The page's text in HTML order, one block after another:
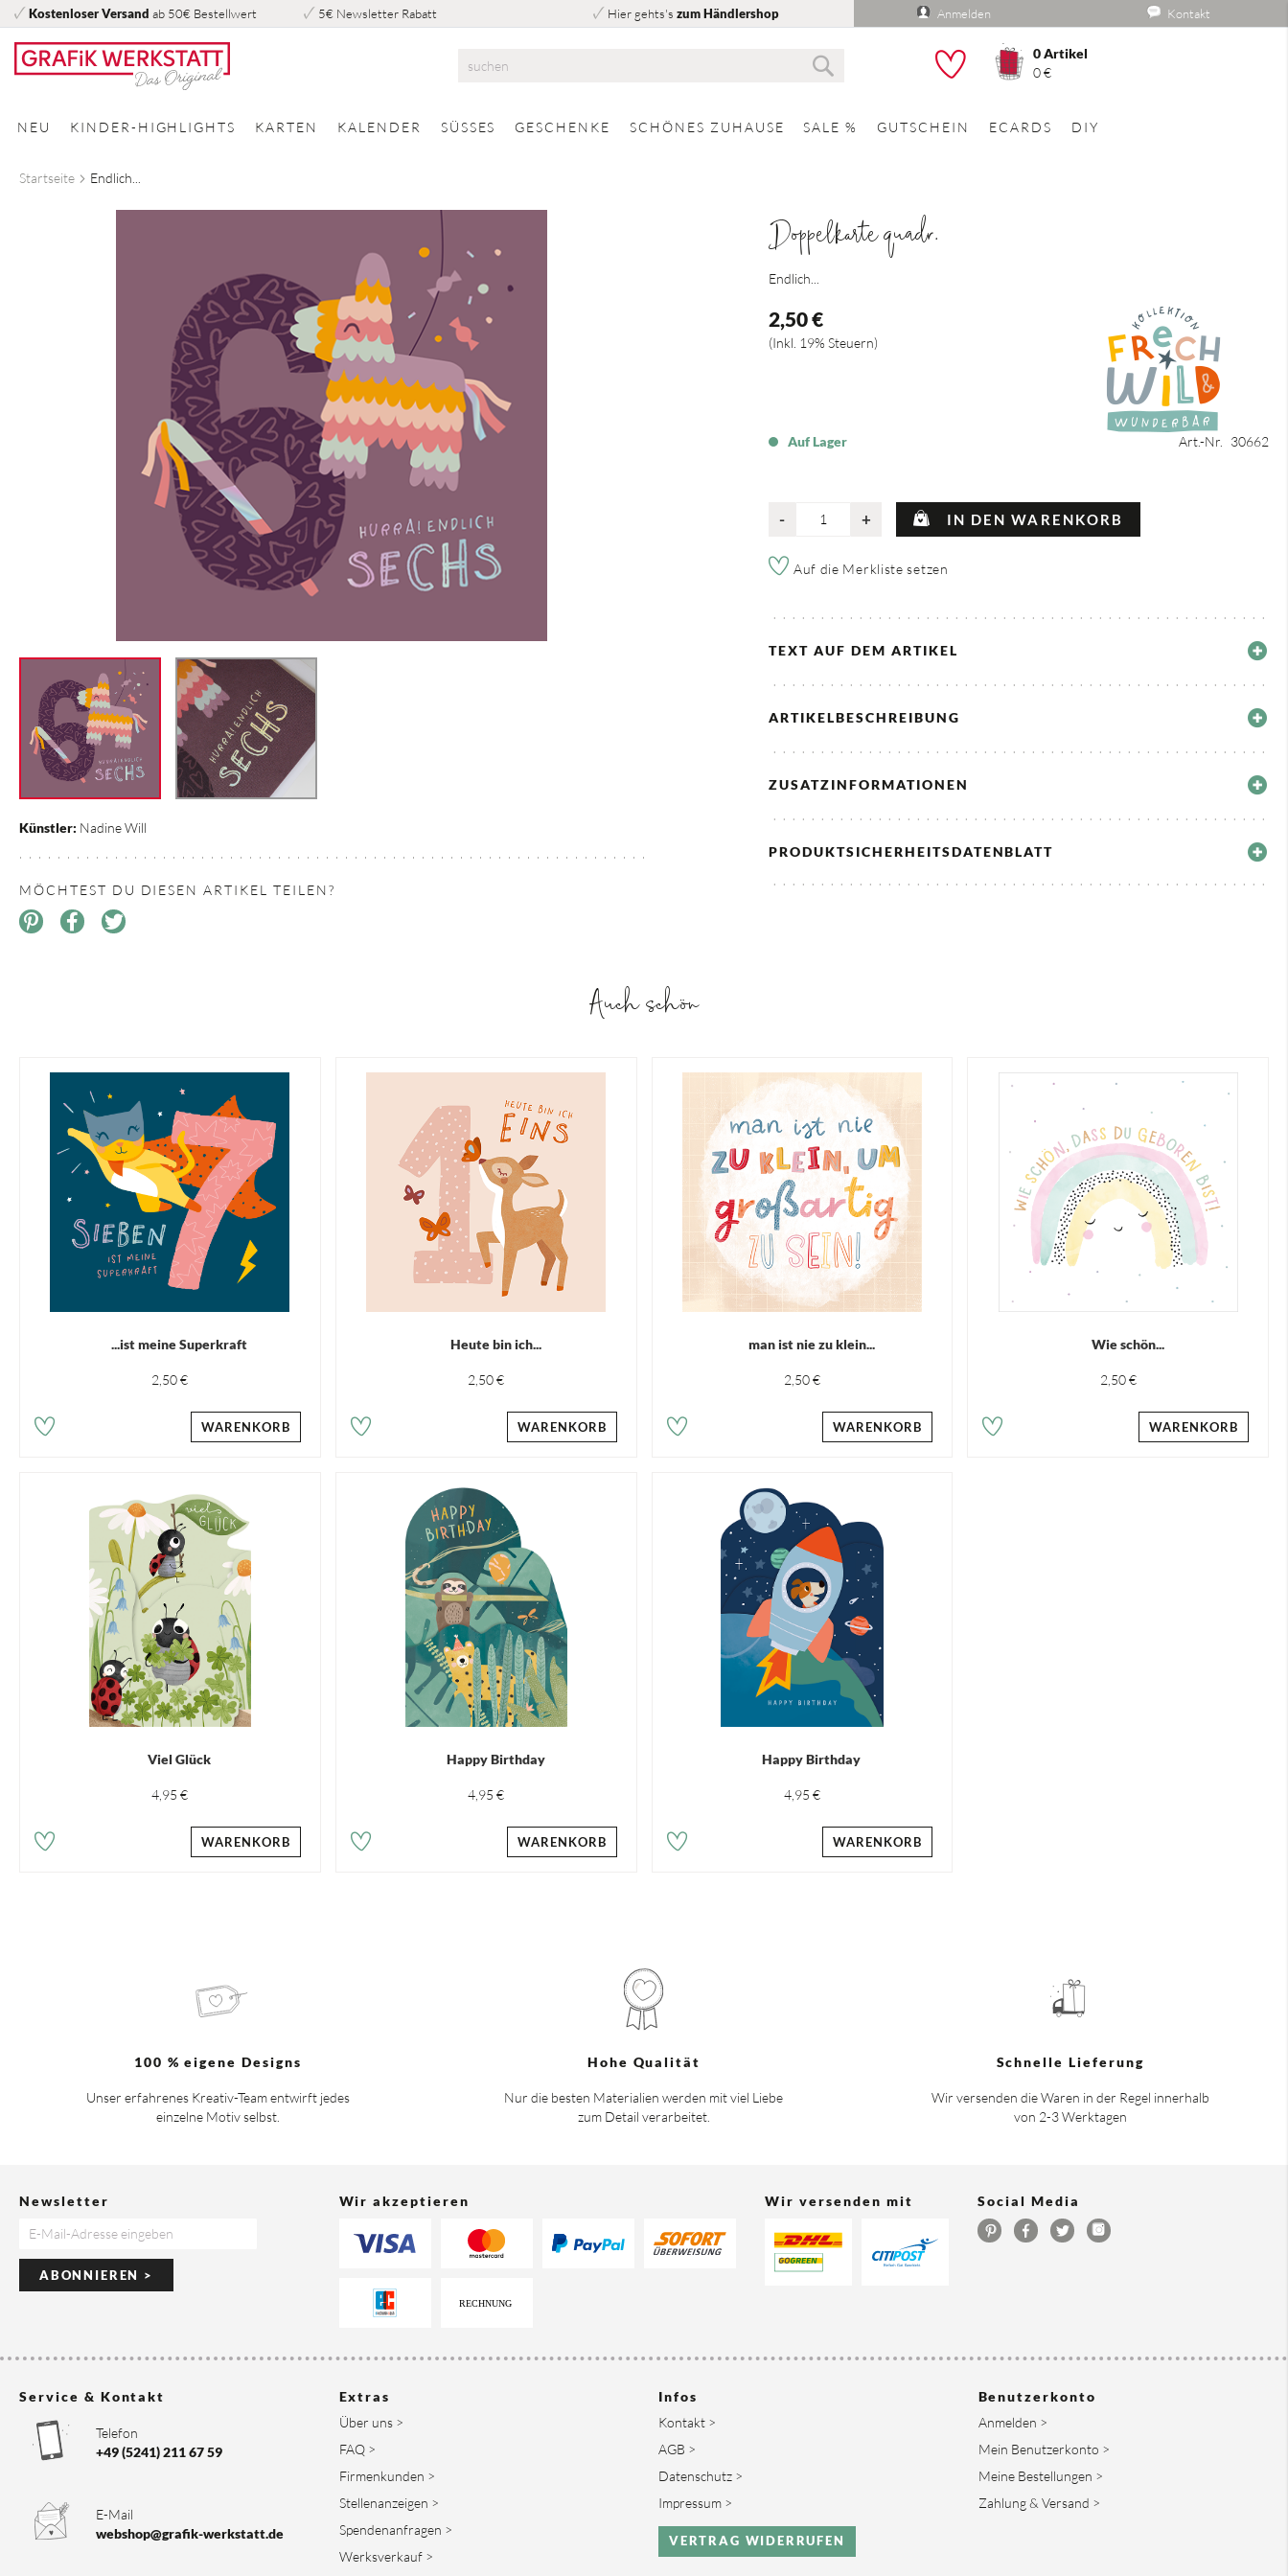
Kostenloser Versand ab 50€ Bestellwert 5€ Newsletter Rabatt Hier gehts's zum Händlershop Anmelden Kontakt
Direkt
zum
0Artikel
0 €
NEU KINDER-HIGHLIGHTS KARTEN KALENDER SÜSSES GESCHENKE SCHÖNES ZUHAUSE SALE % GUTSCHEIN ECARDS DIY
Startseite Endlich...
Doppelkarte quadr.
Endlich...
2,50 €
Inkl. 19% Steuern
Auf Lager Art.-Nr. 30662
- + IN DEN WARENKORB
Auf die Merkliste setzen
TEXT AUF DEM ARTIKEL
ARTIKELBESCHREIBUNG
ZUSATZINFORMATIONEN
PRODUKTSICHERHEITSDATENBLATT
Künstler: Nadine Will
MÖCHTEST DU DIESEN ARTIKEL TEILEN?
Auch schön
...ist meine Superkraft
2,50 €
WARENKORB
Heute bin ich...
2,50 €
WARENKORB
man ist nie zu klein...
2,50 €
WARENKORB
Wie schön...
2,50 €
WARENKORB
Viel Glück
4,95 €
WARENKORB
Happy Birthday
4,95 €
WARENKORB
Happy Birthday
4,95 €
WARENKORB
100 % eigene Designs
Unser erfahrenes Kreativ-Team entwirft jedes
einzelne Motiv selbst.
Hohe Qualität
Nur die besten Materialien werden mit viel Liebe
zum Detail verarbeitet.
Schnelle Lieferung
Wir versenden die Waren in der Regel innerhalb
von 2-3 Werktagen
Newsletter
ABONNIEREN >
Wir akzeptieren Wir versenden mit Social Media
Service & Kontakt
Telefon
+49 (5241) 211 67 59
E-Mail
webshop@grafik-werkstatt.de
Extras
Über uns >
FAQ >
Firmenkunden >
Stellenanzeigen >
Spendenanfragen >
Werksverkauf >
Infos
Kontakt >
AGB >
Datenschutz >
Impressum >
VERTRAG WIDERRUFEN
Benutzerkonto
Anmelden >
Mein Benutzerkonto >
Meine Bestellungen >
Zahlung & Versand >